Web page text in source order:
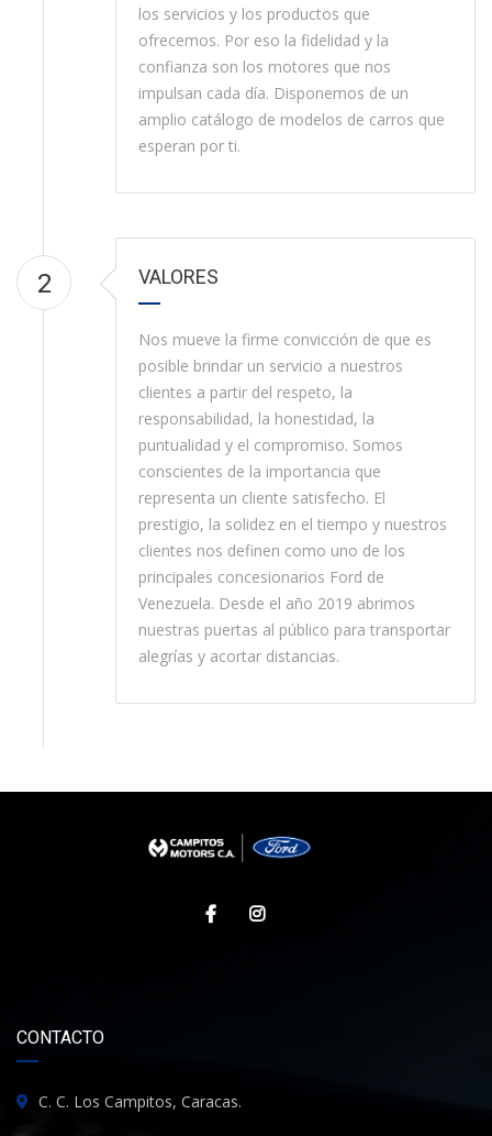
los servicios y los productos que
ofrecemos. Por eso la fidelidad y la
confianza son los motores que nos
impulsan cada día. Disponemos de un
amplio catálogo de modelos de carros que
esperan por ti.
2 VALORES
Nos mueve la firme convicción de que es
posible brindar un servicio a nuestros
clientes a partir del respeto, la
responsabilidad, la honestidad, la
puntualidad y el compromiso. Somos
conscientes de la importancia que
representa un cliente satisfecho. El
prestigio, la solidez en el tiempo y nuestros
clientes nos definen como uno de los
principales concesionarios Ford de
Venezuela. Desde el año 2019 abrimos
nuestras puertas al público para transportar
alegrías y acortar distancias.
CONTACTO
C. C. Los Campitos, Caracas.